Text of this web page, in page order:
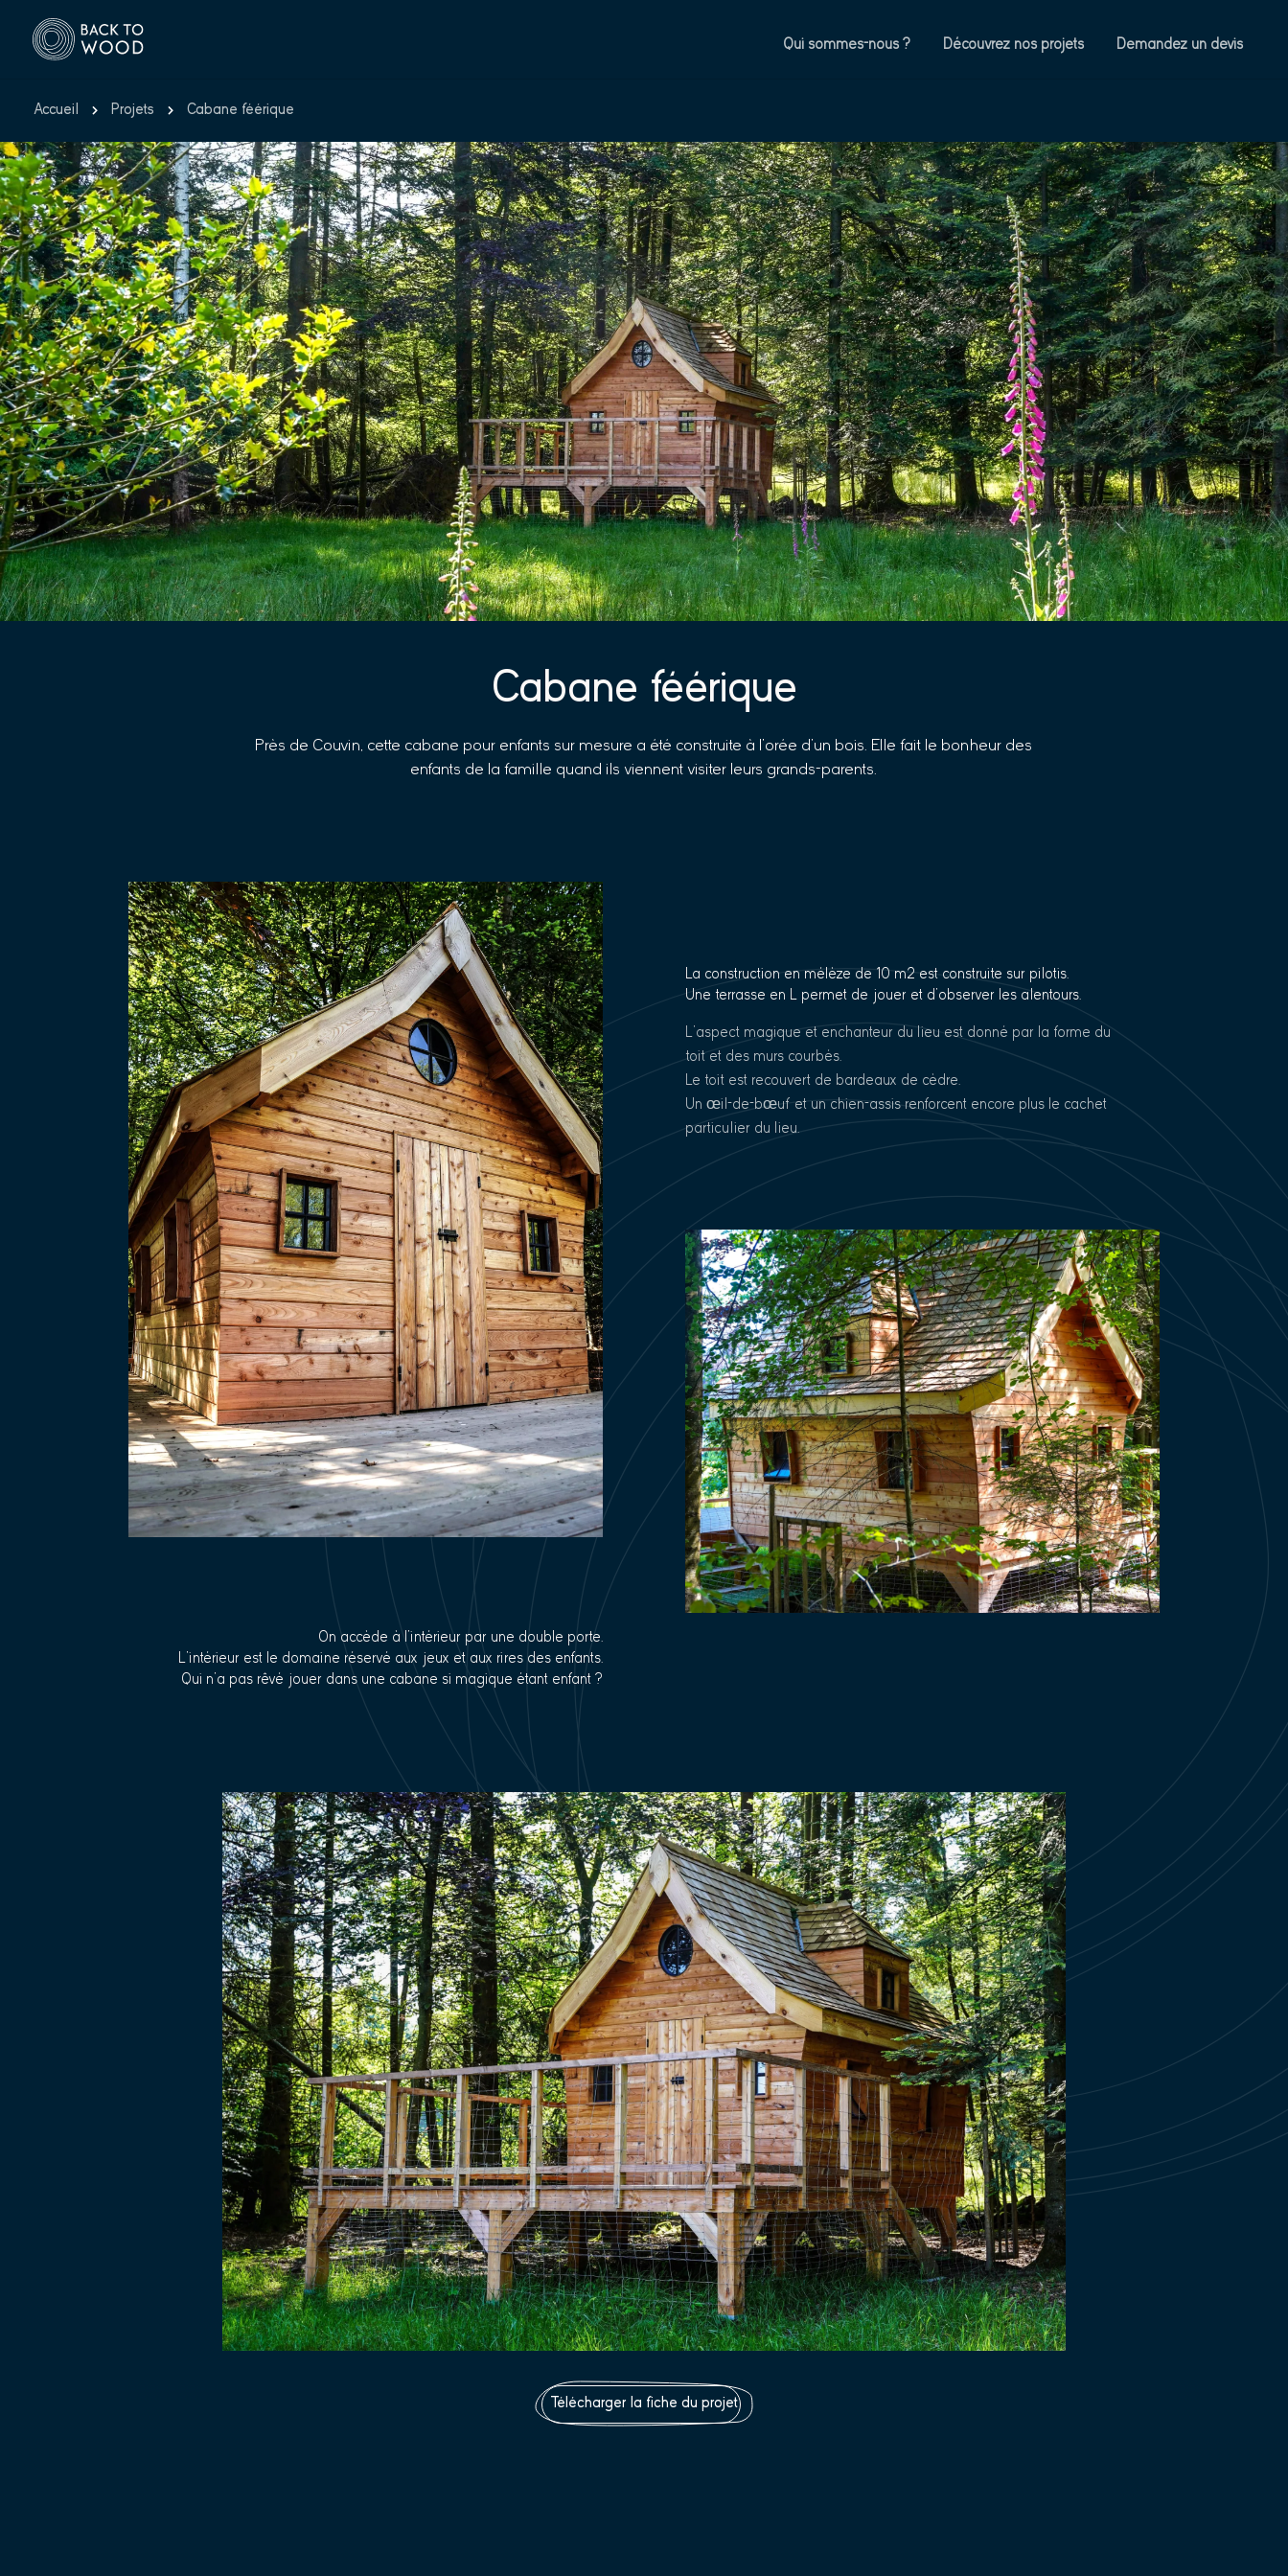
Qui sommes-nous ? Découvrez nos projets Demandez un devis
Accueil Projets Cabane féérique
Cabane féérique
Près de Couvin, cette cabane pour enfants sur mesure a été construite à l’orée d’un bois. Elle fait le bonheur des
enfants de la famille quand ils viennent visiter leurs grands-parents.
On accède à l’intérieur par une double porte.
L’intérieur est le domaine réservé aux jeux et aux rires des enfants.
Qui n’a pas rêvé jouer dans une cabane si magique étant enfant ?
La construction en mélèze de 10 m2 est construite sur pilotis.
Une terrasse en L permet de jouer et d’observer les alentours.
L’aspect magique et enchanteur du lieu est donné par la forme du
toit et des murs courbés.
Le toit est recouvert de bardeaux de cèdre.
Un œil-de-bœuf et un chien-assis renforcent encore plus le cachet
particulier du lieu.
Télécharger la fiche du projet